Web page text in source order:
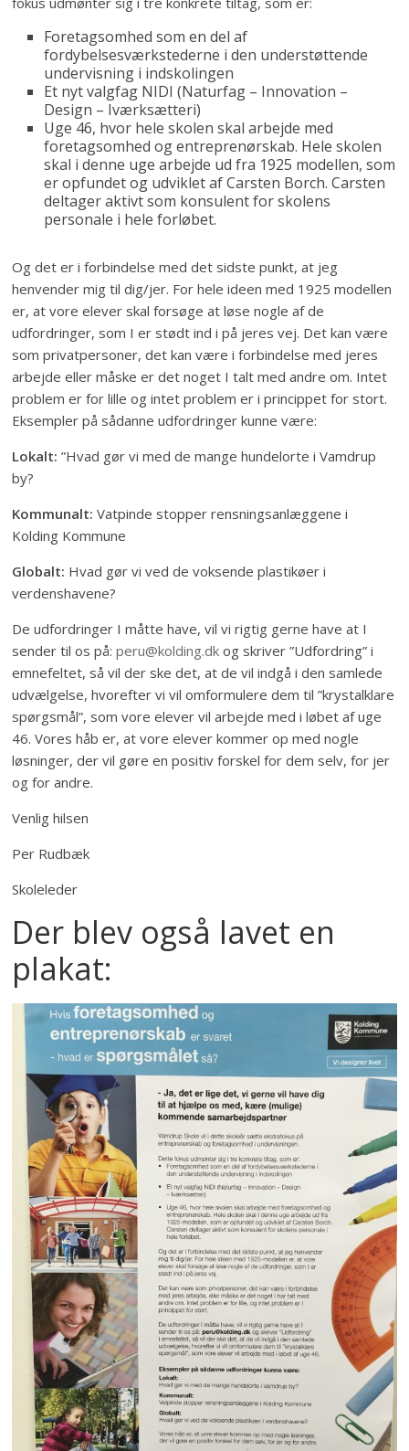
Foretagsomhed som en del af
fordybelsesværkstederne i den understøttende
undervisning i indskolingen
Et nyt valgfag NIDI (Naturfag – Innovation –
Design – Iværksætteri)
Uge 46, hvor hele skolen skal arbejde med
foretagsomhed og entreprenørskab. Hele skolen
skal i denne uge arbejde ud fra 1925 modellen, som
er opfundet og udviklet af Carsten Borch. Carsten
deltager aktivt som konsulent for skolens
personale i hele forløbet.
Og det er i forbindelse med det sidste punkt, at jeg
henvender mig til dig/jer. For hele ideen med 1925 modellen
er, at vore elever skal forsøge at løse nogle af de
udfordringer, som I er stødt ind i på jeres vej. Det kan være
som privatpersoner, det kan være i forbindelse med jeres
arbejde eller måske er det noget I talt med andre om. Intet
problem er for lille og intet problem er i princippet for stort.
Eksempler på sådanne udfordringer kunne være:
Lokalt: ”Hvad gør vi med de mange hundelorte i Vamdrup
by?
Kommunalt: Vatpinde stopper rensningsanlæggene i
Kolding Kommune
Globalt: Hvad gør vi ved de voksende plastikøer i
verdenshavene?
De udfordringer I måtte have, vil vi rigtig gerne have at I
sender til os på:peru@kolding.dk og skriver ”Udfordring” i
emnefeltet, så vil der ske det, at de vil indgå i den samlede
udvælgelse, hvorefter vi vil omformulere dem til ”krystalklare
spørgsmål”, som vore elever vil arbejde med i løbet af uge
46. Vores håb er, at vore elever kommer op med nogle
løsninger, der vil gøre en positiv forskel for dem selv, for jer
og for andre.
Venlig hilsen
Per Rudbæk
Skoleleder
Der blev også lavet en
plakat: